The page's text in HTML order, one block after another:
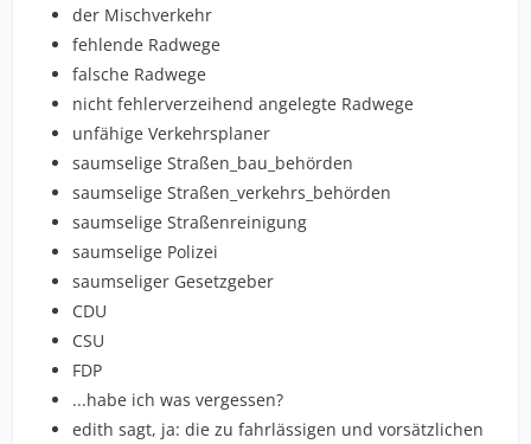
der Mischverkehr
fehlende Radwege
falsche Radwege
nicht fehlerverzeihend angelegte Radwege
unfähige Verkehrsplaner
saumselige Straßen_bau_behörden
saumselige Straßen_verkehrs_behörden
saumselige Straßenreinigung
saumselige Polizei
saumseliger Gesetzgeber
CDU
CSU
FDP
...habe ich was vergessen?
edith sagt, ja: die zu fahrlässigen und vorsätzlichen